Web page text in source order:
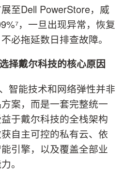
至Dell PowerStore，威
，一旦出现异常，恢复
必拖延数日排查故障。
择戴尔科技的核心原因
智能技术和网络弹性并非
案，而是一套完整统一
于戴尔科技的全栈架构
自主可控的私有云、依
引擎，以及覆盖全部业
。